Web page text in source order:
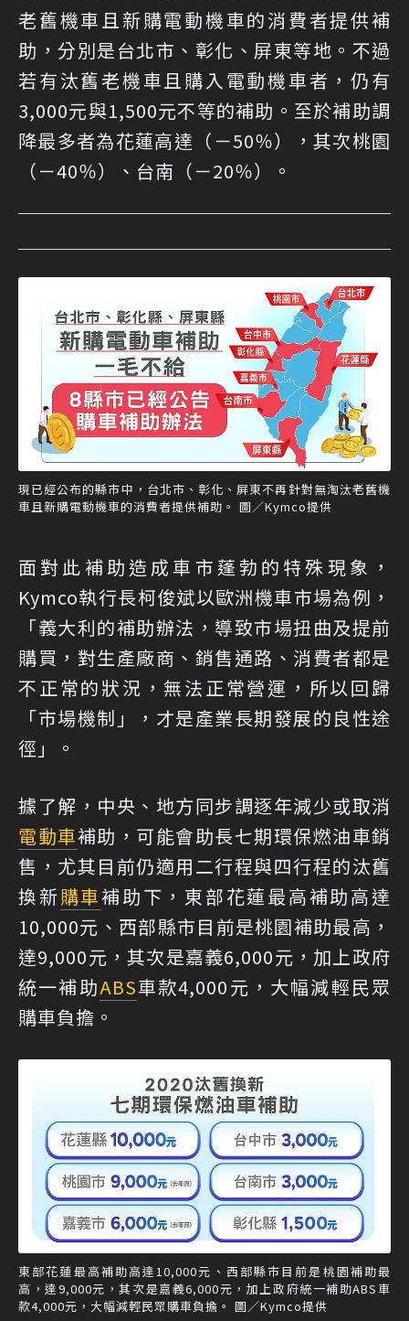
老舊機車且新購電動機車的消費者提供補
助，分別是台北市、彰化、屏東等地。不過
若有汰舊老機車且購入電動機車者，仍有
3,000元與1,500元不等的補助。至於補助調
降最多者為花蓮高達（－50％），其次桃園
（－40％）、台南（－20％）。
現已經公布的縣市中，台北市、彰化、屏東不再針對無淘汰老舊機
車且新購電動機車的消費者提供補助。 圖／Kymco提供
面對此補助造成車市蓬勃的特殊現象，
Kymco執行長柯俊斌以歐洲機車市場為例，
「義大利的補助辦法，導致市場扭曲及提前
購買，對生產廠商、銷售通路、消費者都是
不正常的狀況，無法正常營運，所以回歸
「市場機制」，才是產業長期發展的良性途
徑」。
據了解，中央、地方同步調逐年減少或取消
電動車補助，可能會助長七期環保燃油車銷
售，尤其目前仍適用二行程與四行程的汰舊
換新購車補助下，東部花蓮最高補助高達
10,000元、西部縣市目前是桃園補助最高，
達9,000元，其次是嘉義6,000元，加上政府
統一補助ABS車款4,000元，大幅減輕民眾
購車負擔。
東部花蓮最高補助高達10,000元、西部縣市目前是桃園補助最
高，達9,000元，其次是嘉義6,000元，加上政府統一補助ABS車
款4,000元，大幅減輕民眾購車負擔。 圖／Kymco提供